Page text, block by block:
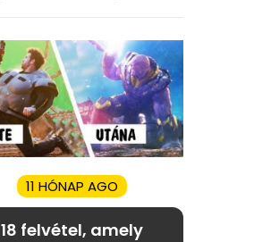
11 HÓNAP AGO
18 felvétel, amely